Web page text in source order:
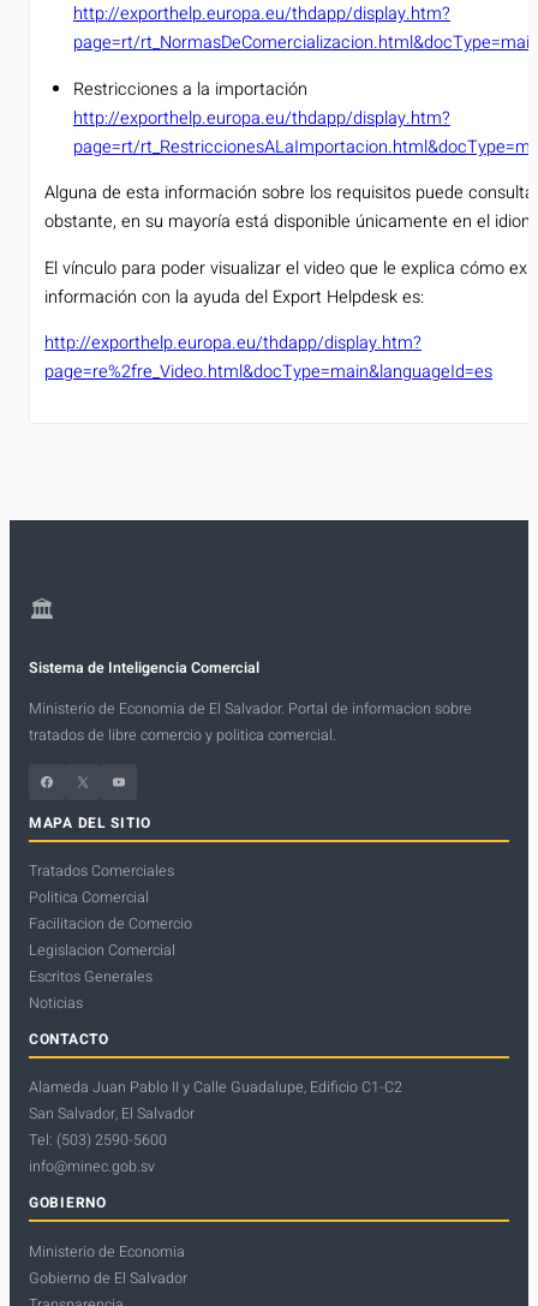
http://exporthelp.europa.eu/thdapp/display.htm?
page=rt/
Restricciones a la importación
http://exporthelp.europa.eu/thdapp/display.htm?
page=rt/
Alguna de esta información sobre los requisitos puede
obstante, en su mayoría está disponible únicamente en el
El vínculo para poder visualizar el video que le explica cómo
información con la ayuda del Export Helpdesk es:
http://exporthelp.europa.eu/thdapp/display.htm?
page=re%2fre_Video.html&docType=main&languageId=es
🏛
Sistema de Inteligencia Comercial
Ministerio de Economia de El Salvador. Portal de informacion sobre
tratados de libre comercio y politica comercial.
Facebook X
YouTube
MAPA DEL SITIO
Tratados Comerciales
Politica Comercial
Facilitacion de Comercio
Legislacion Comercial
Escritos Generales
Noticias
CONTACTO
Alameda Juan Pablo II y Calle Guadalupe, Edificio C1-C2
San Salvador, El Salvador
Tel: (503) 2590-5600
info@minec.gob.sv
GOBIERNO
Ministerio de Economia
Gobierno de El Salvador